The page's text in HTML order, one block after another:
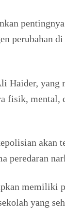
perubahan
Haider,
fisik,
akan
peredaran
memiliki
yang